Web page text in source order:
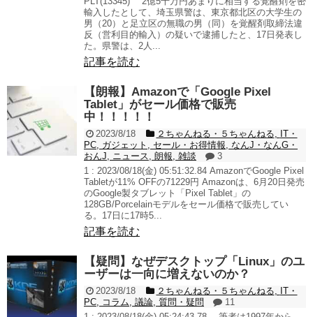
輸入したとして、埼玉県警は、東京都北区の大学生の
男（20）と足立区の無職の男（同）を覚醒剤取締法違
反（営利目的輸入）の疑いで逮捕したと、17日発表し
た。県警は、2人...
記事を読む
【朗報】Amazonで「Google Pixel
Tablet」がセール価格で販売
中！！！！！
2023/8/18 ２ちゃんねる・５ちゃんねる
IT・
PC ガジェット セール・お得情報
なんJ・なんG・
おんJ
ニュース 朗報 雑談
3
1 : 2023/08/18(金) 05:51:32.84 AmazonでGoogle Pixel
Tabletが11% OFFの71229円 Amazonは、6月20日発売
のGoogle製タブレット「Pixel Tablet」の
128GB/Porcelainモデルをセール価格で販売してい
る。17日に17時5...
記事を読む
【疑問】なぜデスクトップ「Linux」のユ
ーザーは一向に増えないのか？
2023/8/18 ２ちゃんねる・５ちゃんねる
IT・
PC
コラム 議論 質問・疑問
11